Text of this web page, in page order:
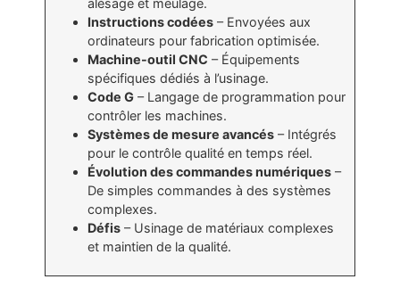
alésage et meulage.
Instructions codées – Envoyées aux
ordinateurs pour fabrication optimisée.
Machine-outil CNC – Équipements
spécifiques dédiés à l’usinage.
Code G – Langage de programmation pour
contrôler les machines.
Systèmes de mesure avancés – Intégrés
pour le contrôle qualité en temps réel.
Évolution des commandes numériques –
De simples commandes à des systèmes
complexes.
Défis – Usinage de matériaux complexes
et maintien de la qualité.